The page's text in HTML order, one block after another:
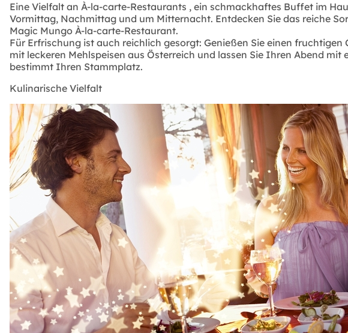
Eine Vielfalt an À-la-carte-Restaurants , ein schmackhaftes Buffet im
Vormittag, Nachmittag und um Mitternacht. Entdecken Sie das reiche
Magic Mungo À-la-carte-Restaurant.
Für Erfrischung ist auch reichlich gesorgt: Genießen Sie einen
mit leckeren Mehlspeisen aus Österreich und lassen Sie Ihren Abend
bestimmt Ihren Stammplatz.
Kulinarische Vielfalt